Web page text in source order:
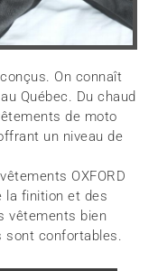
On connaît
Québec. Du chaud
de moto
un niveau de
OXFORD
la finition et des
vêtements bien
sont confortables.